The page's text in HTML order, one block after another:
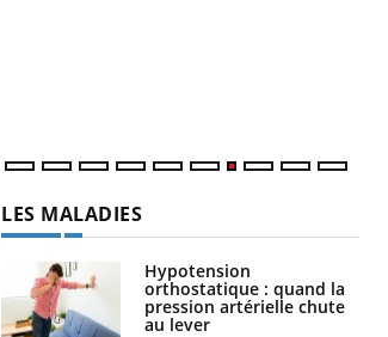
LES MALADIES
Hypotension
orthostatique : quand la
pression artérielle chute
au lever